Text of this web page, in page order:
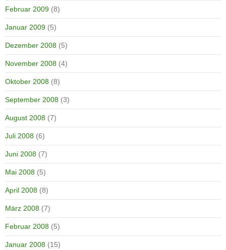
Februar 2009 (8)
Januar 2009 (5)
Dezember 2008 (5)
November 2008 (4)
Oktober 2008 (8)
September 2008 (3)
August 2008 (7)
Juli 2008 (6)
Juni 2008 (7)
Mai 2008 (5)
April 2008 (8)
März 2008 (7)
Februar 2008 (5)
Januar 2008 (15)